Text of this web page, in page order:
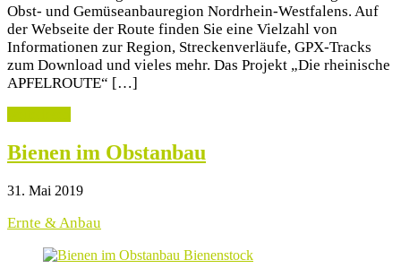
Obst- und Gemüseanbauregion Nordrhein-Westfalens. Auf
der Webseite der Route finden Sie eine Vielzahl von
Informationen zur Region, Streckenverläufe, GPX-Tracks
zum Download und vieles mehr. Das Projekt „Die rheinische
APFELROUTE“ […]
Bienen im Obstanbau
31. Mai 2019
Ernte & Anbau